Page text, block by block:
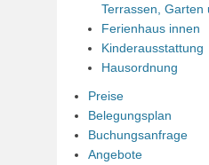
Terrassen, Garten
Ferienhaus innen
Kinderausstattung
Hausordnung
Preise
Belegungsplan
Buchungsanfrage
Angebote